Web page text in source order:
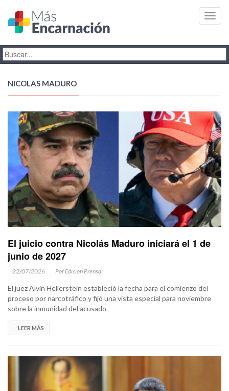
NICOLAS MADURO
El juicio contra Nicolás Maduro iniciará el 1 de
junio de 2027
22/07/2026 Por Edicion Prensa
El juez Alvin Hellerstein estableció la fecha para el comienzo del
proceso por narcotráfico y fijó una vista especial para noviembre
sobre la inmunidad del acusado.
LEER MÁS